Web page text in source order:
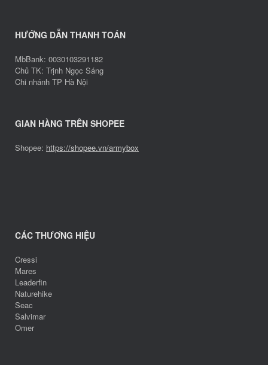
HƯỚNG DẪN THANH TOÁN
MbBank: 0030103291182
Chủ TK: Trịnh Ngọc Sáng
Chi nhánh TP Hà Nội
GIAN HÀNG TRÊN SHOPEE
Shopee: https://shopee.vn/armybox
CÁC THƯƠNG HIỆU
Cressi
Mares
Leaderfin
Naturehike
Seac
Salvimar
Omer